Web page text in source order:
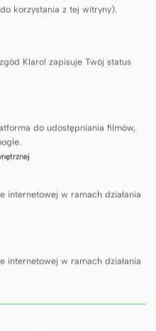
celem będzie
młodych
dialogu pomiędzy
Uczelni oraz
polityki
korzystania z tej witryny).
Klaro! zapisuje Twój status
do udostępniania filmów,
internetowej w ramach działania
internetowej w ramach działania